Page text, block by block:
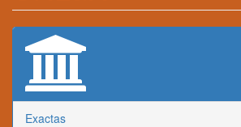
Exactas